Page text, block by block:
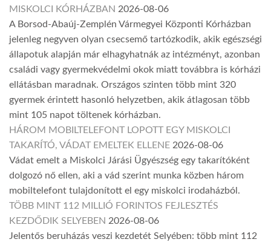
MISKOLCI KÓRHÁZBAN 2026-08-06
A Borsod-Abaúj-Zemplén Vármegyei Központi Kórházban
jelenleg negyven olyan csecsemő tartózkodik, akik egészségi
állapotuk alapján már elhagyhatnák az intézményt, azonban
családi vagy gyermekvédelmi okok miatt továbbra is kórházi
ellátásban maradnak. Országos szinten több mint 320
gyermek érintett hasonló helyzetben, akik átlagosan több
mint 105 napot töltenek kórházban.
HÁROM MOBILTELEFONT LOPOTT EGY MISKOLCI
TAKARÍTÓ, VÁDAT EMELTEK ELLENE 2026-08-06
Vádat emelt a Miskolci Járási Ügyészség egy takarítóként
dolgozó nő ellen, aki a vád szerint munka közben három
mobiltelefont tulajdonított el egy miskolci irodaházból.
TÖBB MINT 112 MILLIÓ FORINTOS FEJLESZTÉS
KEZDŐDIK SELYEBEN 2026-08-06
Jelentős beruházás veszi kezdetét Selyében: több mint 112